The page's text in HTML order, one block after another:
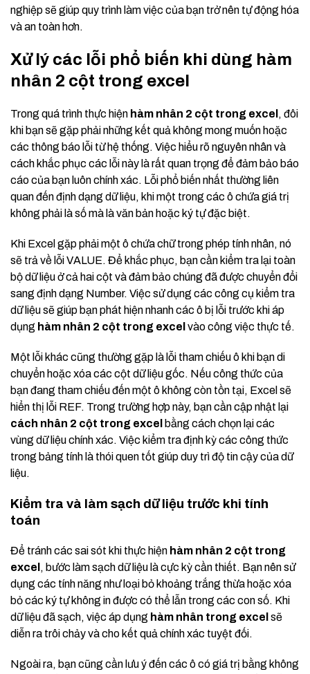
nghiệp sẽ giúp quy trình làm việc của bạn trở nên tự động hóa
và an toàn hơn.
Xử lý các lỗi phổ biến khi dùng hàm
nhân 2 cột trong excel
Trong quá trình thực hiện hàm nhân 2 cột trong excel , đôi
khi bạn sẽ gặp phải những kết quả không mong muốn hoặc
các thông báo lỗi từ hệ thống. Việc hiểu rõ nguyên nhân và
cách khắc phục các lỗi này là rất quan trọng để đảm bảo báo
cáo của bạn luôn chính xác. Lỗi phổ biến nhất thường liên
quan đến định dạng dữ liệu, khi một trong các ô chứa giá trị
không phải là số mà là văn bản hoặc ký tự đặc biệt.
Khi Excel gặp phải một ô chứa chữ trong phép tính nhân, nó
sẽ trả về lỗi VALUE. Để khắc phục, bạn cần kiểm tra lại toàn
bộ dữ liệu ở cả hai cột và đảm bảo chúng đã được chuyển đổi
sang định dạng Number. Việc sử dụng các công cụ kiểm tra
dữ liệu sẽ giúp bạn phát hiện nhanh các ô bị lỗi trước khi áp
dụng hàm nhân 2 cột trong excel vào công việc thực tế.
Một lỗi khác cũng thường gặp là lỗi tham chiếu ô khi bạn di
chuyển hoặc xóa các cột dữ liệu gốc. Nếu công thức của
bạn đang tham chiếu đến một ô không còn tồn tại, Excel sẽ
hiển thị lỗi REF. Trong trường hợp này, bạn cần cập nhật lại
cách nhân 2 cột trong excel bằng cách chọn lại các
vùng dữ liệu chính xác. Việc kiểm tra định kỳ các công thức
trong bảng tính là thói quen tốt giúp duy trì độ tin cậy của dữ
liệu.
Kiểm tra và làm sạch dữ liệu trước khi tính
toán
Để tránh các sai sót khi thực hiện hàm nhân 2 cột trong
excel , bước làm sạch dữ liệu là cực kỳ cần thiết. Bạn nên sử
dụng các tính năng như loại bỏ khoảng trắng thừa hoặc xóa
bỏ các ký tự không in được có thể lẫn trong các con số. Khi
dữ liệu đã sạch, việc áp dụng hàm nhân trong excel sẽ
diễn ra trôi chảy và cho kết quả chính xác tuyệt đối.
Ngoài ra, bạn cũng cần lưu ý đến các ô có giá trị bằng không